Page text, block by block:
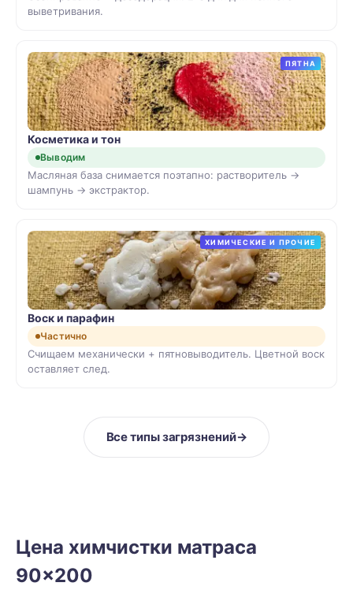
выветривания.
ПЯТНА
Косметика и тон
Выводим
Масляная база снимается поэтапно: растворитель →
шампунь → экстрактор.
ХИМИЧЕСКИЕ И ПРОЧИЕ
Воск и парафин
Частично
Счищаем механически + пятновыводитель. Цветной воск
оставляет след.
Все типы загрязнений→
Цена химчистки матраса
90×200